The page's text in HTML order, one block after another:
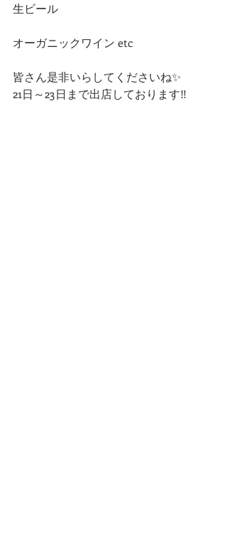
生ビール
オーガニックワイン etc
皆さん是非いらしてくださいね✨
21日～23日まで出店しております‼️